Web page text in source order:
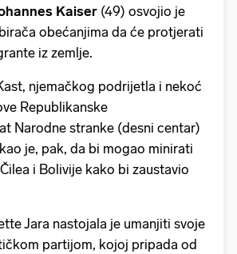
Kaiser (49) osvojio je
obećanjima da će protjerati
iz zemlje.
njemačkog podrijetla i nekoć
Republikanske
Narodne stranke (desni centar)
je, pak, da bi mogao minirati
i Bolivije kako bi zaustavio
Jara nastojala je umanjiti svoje
partijom, kojoj pripada od